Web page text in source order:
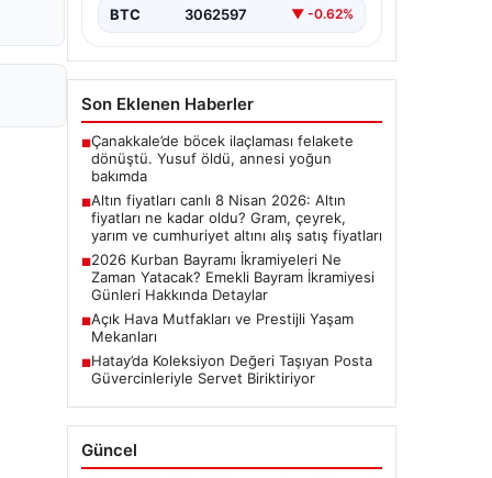
BTC 3062597 ▼ -0.62%
Son Eklenen Haberler
■Çanakkale’de böcek ilaçlaması felakete
dönüştü. Yusuf öldü, annesi yoğun
bakımda
■Altın fiyatları canlı 8 Nisan 2026: Altın
fiyatları ne kadar oldu? Gram, çeyrek,
yarım ve cumhuriyet altını alış satış fiyatları
■2026 Kurban Bayramı İkramiyeleri Ne
Zaman Yatacak? Emekli Bayram İkramiyesi
Günleri Hakkında Detaylar
■Açık Hava Mutfakları ve Prestijli Yaşam
Mekanları
■Hatay’da Koleksiyon Değeri Taşıyan Posta
Güvercinleriyle Servet Biriktiriyor
Güncel